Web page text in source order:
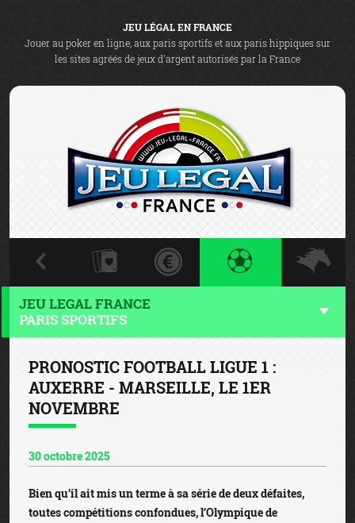
JEU LÉGAL EN FRANCE
Jouer au poker en ligne, aux paris sportifs et aux paris hippiques sur
les sites agréés de jeux d'argent autorisés par la France
JEU LEGAL FRANCE
PARIS SPORTIFS
PRONOSTIC FOOTBALL LIGUE 1 :
AUXERRE - MARSEILLE, LE 1ER
NOVEMBRE
30 octobre 2025
Bien qu’il ait mis un terme à sa série de deux défaites,
toutes compétitions confondues, l’Olympique de